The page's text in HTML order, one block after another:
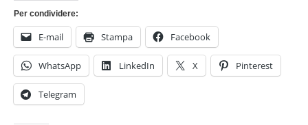
Per condividere:
E-mail Stampa Facebook
WhatsApp LinkedIn X Pinterest
Telegram